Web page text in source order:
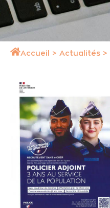
Accueil > Actualités >